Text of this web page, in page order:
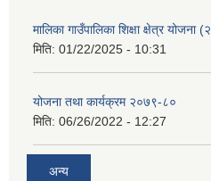
मालिका गाउँपालिका शिक्षा क्षेत्र
मिति: 01/22/2025 - 10:31
योजना तथा कार्यक्रम २०७९-८०
मिति: 06/26/2022 - 12:27
अन्य